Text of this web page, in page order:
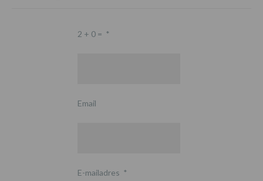
2 + 0 = *
Email
E-mailadres *